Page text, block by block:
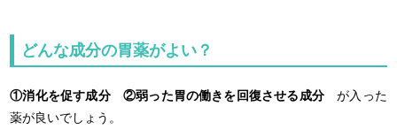
どんな成分の胃薬がよい？
①消化を促す成分 ②弱った胃の働きを回復させる成分 が入った
薬が良いでしょう。